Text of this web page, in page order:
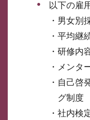
以下の雇
・男女別
・平均継
・研修内
・メンタ
・自己啓
グ制度
・社内検